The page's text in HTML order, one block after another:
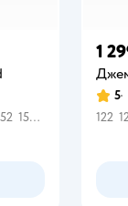
158
1
5
122